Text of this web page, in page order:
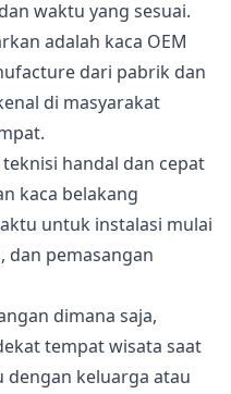
waktu yang sesuai.
adalah kaca OEM
dari pabrik dan
di masyarakat
handal dan cepat
kaca belakang
untuk instalasi mulai
dan pemasangan
dimana saja,
tempat wisata saat
dengan keluarga atau